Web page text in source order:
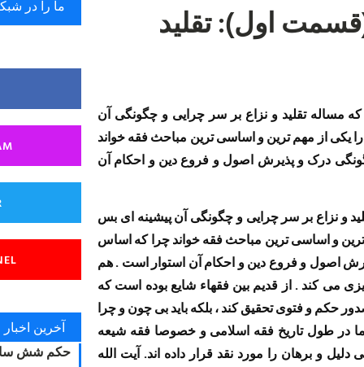
اول): تقليد
مساله تقلید و نزاع بر سر چرایی و چگونگی آن
یکی از مهم ترین و اساسی ترین مباحث فقه خواند
درک و پذیرش اصول و فروع دین و احکام آن
و نزاع بر سر چرایی و چگونگی آن پیشینه ای بس
ترین و اساسی ترین مباحث فقه خواند چرا که اساس
اصول و فروع دین و احکام آن استوار است . هم
می کند . از قدیم بین فقهاء شایع بوده است که
حکم و فتوی تحقیق کند ، بلکه باید بی چون و چرا
در طول تاریخ فقه اسلامی و خصوصا فقه شیعه
و برهان را مورد نقد قرار داده اند. آیت الله
ما را در
آخرین
حکم شش